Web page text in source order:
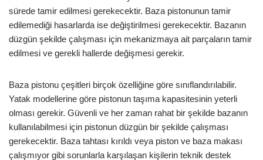
sürede tamir edilmesi gerekecektir. Baza pistonunun tamir
edilemediği hasarlarda ise değiştirilmesi gerekecektir. Bazanın
düzgün şekilde çalışması için mekanizmaya ait parçaların tamir
edilmesi ve gerekli hallerde değişmesi gerekir.
Baza pistonu çeşitleri birçok özelliğine göre sınıflandırılabilir.
Yatak modellerine göre pistonun taşıma kapasitesinin yeterli
olması gerekir. Güvenli ve her zaman rahat bir şekilde bazanın
kullanılabilmesi için pistonun düzgün bir şekilde çalışması
gerekecektir. Baza tahtası kırıldı veya piston ve baza makası
çalışmıyor gibi sorunlarla karşılaşan kişilerin teknik destek